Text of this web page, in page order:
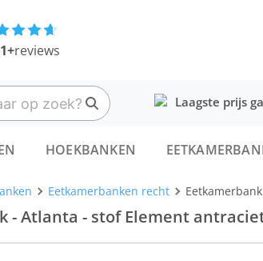
reviews
Laagste prijs
HOEKBANKEN
Eetkamerbanken recht
- Atlanta - stof Element antraciet